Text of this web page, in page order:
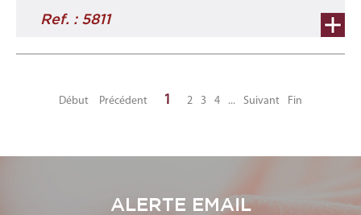
Ref. : 5811
Début Précédent 1 2 3 4 ... Suivant Fin
ALERTE EMAIL